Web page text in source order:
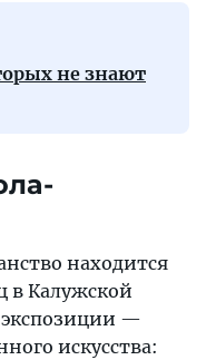
не знают
находится
в Калужской
экспозиции —
искусства: